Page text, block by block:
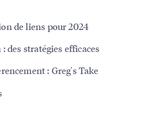
de liens pour 2024
des stratégies efficaces
: Greg's Take